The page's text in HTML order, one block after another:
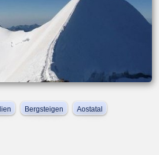
Bergsteigen Aostatal